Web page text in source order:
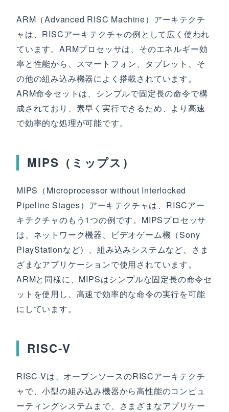
ARM（Advanced RISC Machine）アーキテクチ
ャは、RISCアーキテクチャの例として広く使われ
ています。ARMプロセッサは、そのエネルギー効
率と性能から、スマートフォン、タブレット、そ
の他の組み込み機器によく搭載されています。
ARM命令セットは、シンプルで固定長の命令で構
成されており、素早く実行できるため、より高速
で効率的な処理が可能です。
MIPS（ミップス）
MIPS（Microprocessor without Interlocked
Pipeline Stages）アーキテクチャは、RISCアー
キテクチャのもう1つの例です。MIPSプロセッサ
は、ネットワーク機器、ビデオゲーム機（Sony
PlayStationなど）、組み込みシステムなど、さま
ざまなアプリケーションで使用されています。
ARMと同様に、MIPSはシンプルな固定長の命令セ
ットを使用し、高速で効率的な命令の実行を可能
にしています。
RISC-V
RISC-Vは、オープンソースのRISCアーキテクチ
ャで、小型の組み込み機器から高性能のコンピュ
ーティングシステムまで、さまざまなアプリケー